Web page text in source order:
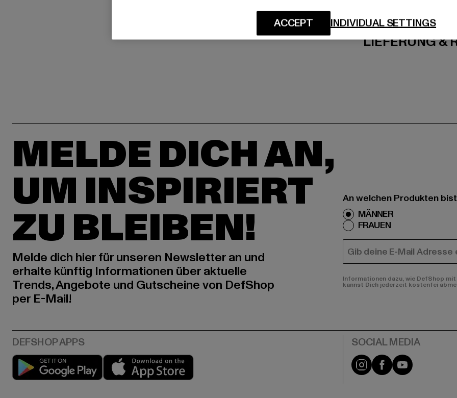
LIEFERUNG &
MELDE DICH AN,
UM INSPIRIERT
ZU BLEIBEN!
Melde dich hier für unseren Newsletter an und
erhalte künftig Informationen über aktuelle
Trends, Angebote und Gutscheine von DefShop
per E-Mail!
An welchen Produkten
MÄNNER
FRAUEN
E-MAIL
Informationen dazu, wie DefShop
kannst Dich jederzeit kostenfei
Play market Instagram
FacebookYouTube
INDIVIDUAL SETTINGS
ACCEPT